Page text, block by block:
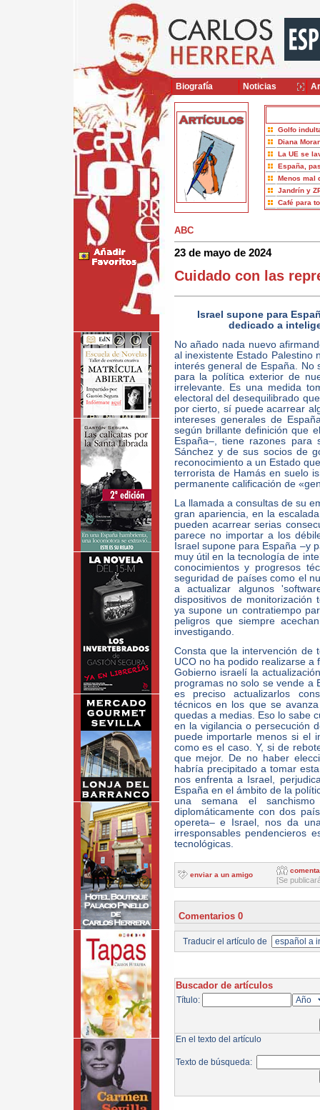
Golfo
Diana
La UE se
España,
Menos mal
Jandrín y
Café para
ABC
23 de mayo de 2024
Cuidado con las
Israel supone para
dedicado a
No añado nada nuevo
al inexistente Estado Palestino
interés general de España. No
para la política exterior de
irrelevante. Es una medida
electoral del desequilibrado
por cierto, sí puede acarrear
intereses generales de
según brillante definición que
España–, tiene razones para
Sánchez y de sus socios de
reconocimiento a un Estado
terrorista de Hamás en suelo
permanente calificación de
La llamada a consultas de su
gran apariencia, en la
pueden acarrear serias
parece no importar a los
Israel supone para España –y
muy útil en la tecnología de
conocimientos y progresos
seguridad de países como el
a actualizar algunos
dispositivos de monitorización
ya supone un contratiempo
peligros que siempre
investigando.
Consta que la intervención de
UCO no ha podido realizarse
Gobierno israelí la
programas no solo se vende a
es preciso actualizarlos
técnicos en los que se
quedas a medias. Eso lo sabe
en la vigilancia o persecución
puede importarle menos si el
como es el caso. Y, si de
que mejor. De no haber
habría precipitado a tomar
nos enfrenta a Israel,
España en el ámbito de la
una semana el
diplomáticamente con dos
opereta– e Israel, nos da
irresponsables pendencieros
tecnológicas.
enviar a un amigo
[Se
Comentarios 0
Traducir el artículo de
Buscador de artículos
Título:
En el texto del artículo
Texto de búsqueda:
Biografía Noticias